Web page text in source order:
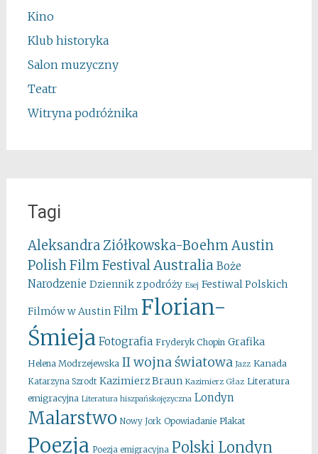
Kino
Klub historyka
Salon muzyczny
Teatr
Witryna podróżnika
Tagi
Aleksandra Ziółkowska-Boehm Austin
Polish Film FestivalAustralia Boże
Narodzenie Dziennik z podróży Esej Festiwal Polskich
Filmów w Austin Film Florian-
Śmieja Fotografia Fryderyk Chopin Grafika
Helena Modrzejewska II wojna światowa Jazz Kanada
Katarzyna Szrodt Kazimierz Braun Kazimierz Głaz Literatura
emigracyjna Literatura hiszpańskojęzyczna Londyn
Malarstwo Nowy Jork Opowiadanie Plakat
Poezja Poezja emigracyjna Polski Londyn